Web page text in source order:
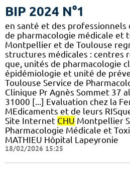
BIP 2024 N°1
en santé et des professionnels
de pharmacologie médicale et
Montpellier et de Toulouse
structures médicales : centres
que, unités de pharmacologie
épidémiologie et unité de
Toulouse Service de
Clinique Pr Agnès Sommet 37
31000 [...] Evaluation chez la
MEdicaments et de leurs
Site Internet CHU Montpellier
Pharmacologie Médicale et
MATHIEU Hôpital Lapeyronie
18/02/2026 15:25